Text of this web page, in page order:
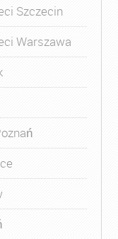
Szczecin
Warszawa